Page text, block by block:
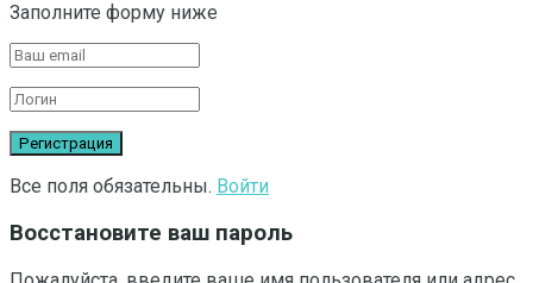
Заполните форму ниже
Все поля обязательны. Войти
Восстановите ваш пароль